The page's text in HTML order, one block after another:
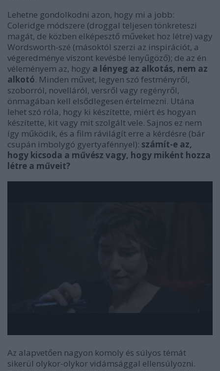
Lehetne gondolkodni azon, hogy mi a jobb:
Coleridge módszere (droggal teljesen tönkreteszi
magát, de közben elképesztő műveket hoz létre) vagy
Wordsworth-szé (másoktól szerzi az inspirációt, a
végeredménye viszont kevésbé lenyűgöző); de az én
véleményem az, hogy a lényeg az alkotás, nem az
alkotó. Minden művet, legyen szó festményről,
szoborról, novelláról, versről vagy regényről,
önmagában kell elsődlegesen értelmezni. Utána
lehet szó róla, hogy ki készítette, miért és hogyan
készítette, kit vagy mit szolgált vele. Sajnos ez nem
így működik, és a film rávilágít erre a kérdésre (bár
csupán imbolygó gyertyafénnyel): számít-e az,
hogy kicsoda a művész vagy, hogy miként hozza
létre a műveit?
Az alapvetően nagyon komoly és súlyos témát
sikerül olykor-olykor vidámsággal ellensúlyozni.